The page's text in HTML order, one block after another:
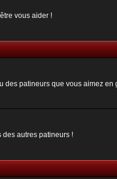
vous aider !
des patineurs que vous aimez
des autres patineurs !